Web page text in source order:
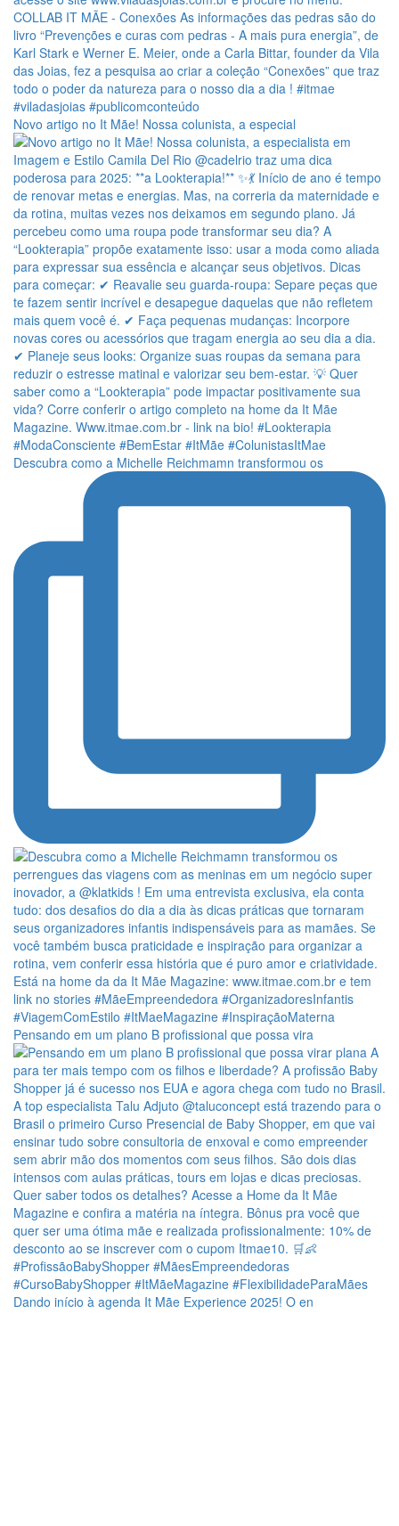
Novo artigo no It Mãe! Nossa colunista, a especial
Descubra como a Michelle Reichmamn transformou os
Pensando em um plano B profissional que possa vira
Dando início à agenda It Mãe Experience 2025! O en